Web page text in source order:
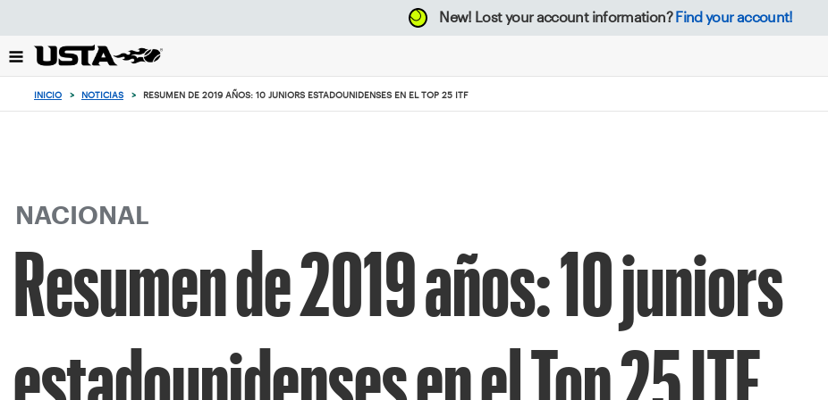
el
botón
New! Lost your account information? Find your account!
INICIO > NOTICIAS > RESUMEN DE 2019 AÑOS: 10 JUNIORS ESTADOUNIDENSES EN EL TOP 25 ITF
NACIONAL
Resumen de 2019 años: 10 juniors
estadounidenses en el Top 25 ITF